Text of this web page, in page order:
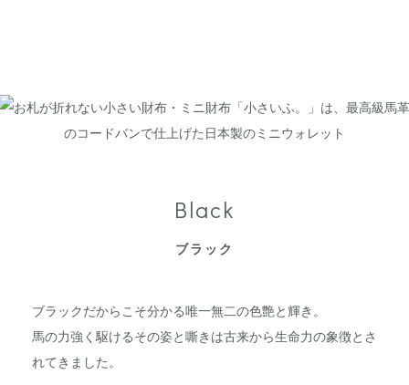
Black
ブラック
ブラックだからこそ分かる唯一無二の色艶と輝き。
馬の力強く駆けるその姿と嘶きは古来から生命力の象徴とさ
れてきました。